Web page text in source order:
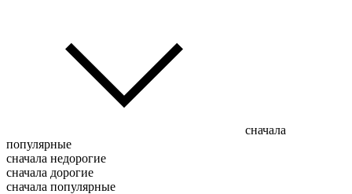
сначала
популярные
сначала недорогие
сначала дорогие
сначала популярные